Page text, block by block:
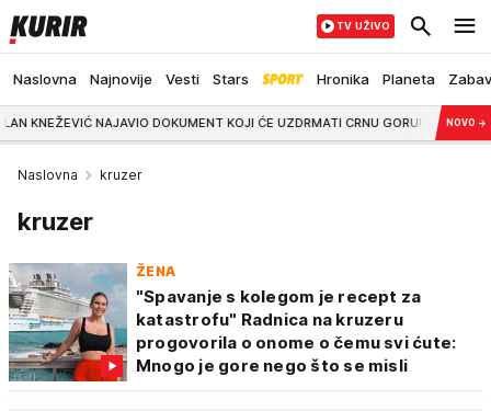
Naslovna Najnovije Vesti Stars Hronika Planeta
TV UŽIVO
NAJAVIO DOKUMENT KOJI ĆE UZDRMATI CRNU GORU! "Pitanje je da li
NOVO →
Naslovna kruzer
kruzer
ŽENA
"Spavanje s kolegom je recept za
katastrofu" Radnica na kruzeru
progovorila o onome o čemu svi ćute:
Mnogo je gore nego što se misli